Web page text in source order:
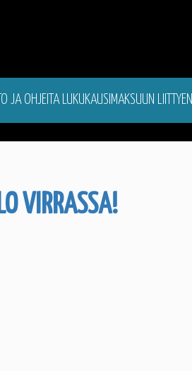
JA OHJEITA LUKUKAUSIMAKSUUN LIITTYEN
VIRRASSA!